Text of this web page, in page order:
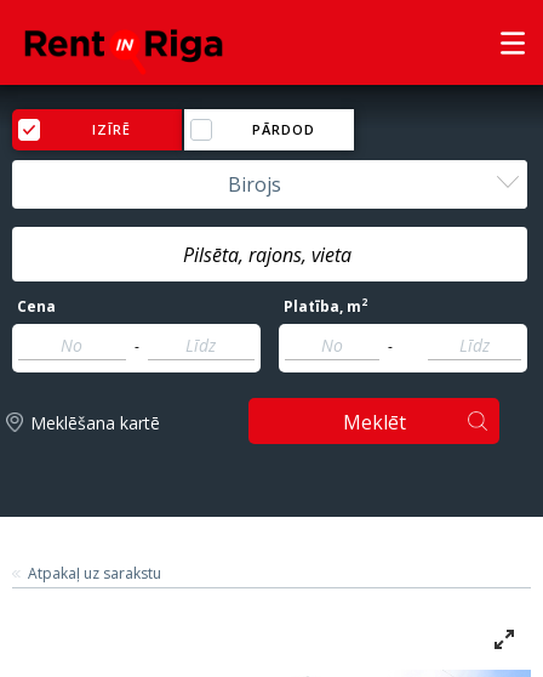
IZĪRĒ PĀRDOD
Birojs
Cena
-
Platība, m2
-
Meklēšana kartē Meklēt
Atpakaļ uz sarakstu